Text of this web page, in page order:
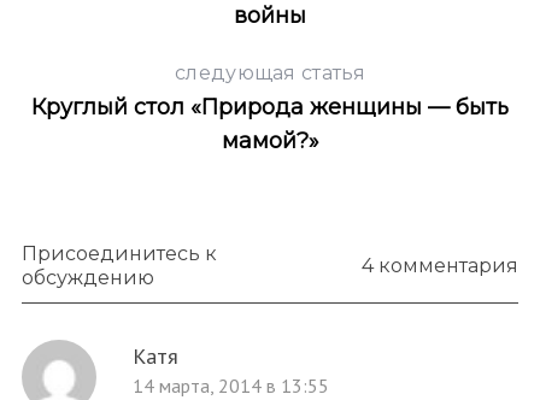
войны
следующая статья
Круглый стол «Природа женщины — быть
мамой?»
Присоединитесь к
обсуждению
4 комментария
Катя
14 марта, 2014 в 13:55